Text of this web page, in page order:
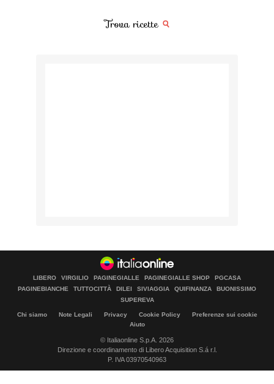
Trova ricette
LIBERO VIRGILIO PAGINEGIALLE PAGINEGIALLE SHOP
PGCASA
PAGINEBIANCHE
TUTTOCITTÀ DILEI SIVIAGGIA QUIFINANZA
BUONISSIMO
SUPEREVA
Chi siamo Note Legali Privacy Cookie Policy
Preferenze sui cookie
Aiuto
© Italiaonline S.p.A. 2026
Direzione e coordinamento di Libero Acquisition S.á r.l.
P. IVA 03970540963